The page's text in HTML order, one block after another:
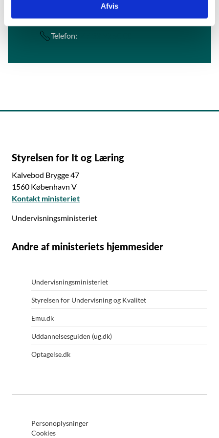
Afvis
stil@stil.dk
Telefon:
Styrelsen for It og Læring
Kalvebod Brygge 47
1560 København V
Kontakt ministeriet
Undervisningsministeriet
Andre af ministeriets hjemmesider
Undervisningsministeriet
Styrelsen for Undervisning og Kvalitet
Emu.dk
Uddannelsesguiden (ug.dk)
Optagelse.dk
Personoplysninger
Cookies